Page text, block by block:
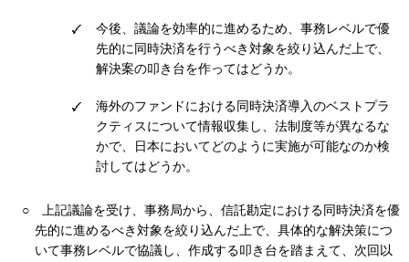
今後、議論を効率的に進めるため、事務レベルで優
先的に同時決済を行うべき対象を絞り込んだ上で、
解決案の叩き台を作ってはどうか。
海外のファンドにおける同時決済導入のベストプラ
クティスについて情報収集し、法制度等が異なるな
かで、日本においてどのように実施が可能なのか検
討してはどうか。
○
上記議論を受け、事務局から、信託勘定における同時決済を優
先的に進めるべき対象を絞り込んだ上で、具体的な解決策につ
いて事務レベルで協議し、作成する叩き台を踏まえて、次回以